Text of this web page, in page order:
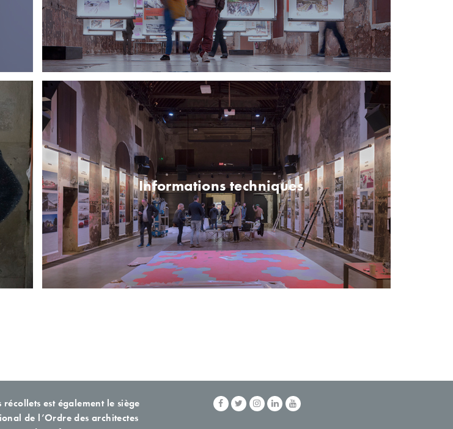
Informations techniques
récollets est également le siège
de l’Ordre des architectes